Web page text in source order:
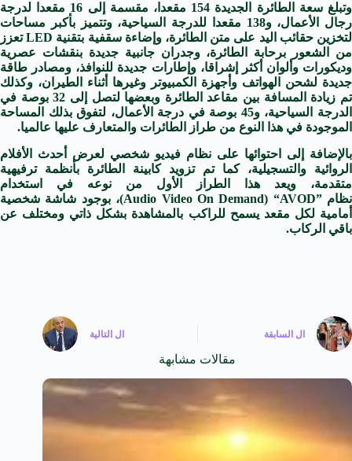
وتبلغ سعة الطائرة الجديدة 154 مقعدا، مقسمة إلى 16 مقعدا لدرجة
رجال الأعمال، و138 مقعدا للدرجة السياحية، وتتميز بأكبر مساحات
لتخزين حقائب اليد على متن الطائرة، وإضاءة سقفية بتقنية LEDتعزز
من الشعور برحابة الطائرة، وجدران جانبية جديدة بنقشات عصرية
وديكورات وألوان أكثر إشراقا، وإطارات جديدة للنوافذ، ومصادر طاقة
جديدة لشحن الهواتف وأجهزة الكمبيوتر وغيرها أثناء الطيران، وكذلك
تم زيادة المسافة بين مقاعد الطائرة وبعضها لتصل إلى 32 بوصة في
الدرجة السياحية، و45 بوصة في درجة الأعمال، لتفوق بذلك المساحة
الموجودة في هذا النوع من طراز الطائرات والمتعارف عليها عالميا.
بالإضافة إلى احتوائها على نظام فيديو شخصي لعرض أحدث الأفلام
الروائية والتسجيلية، كما تم تزويد كابينة الطائرة بأنظمة ترفيهية
متقدمة، ويعد هذا الطراز الأول من نوعه في استخدام
نظام“AVOD”
(Audio Video On Demand)، بوجود شاشة شخصية
أمامية لكل مقعد يسمح للراكب بالمشاهدة بشكل ذاتي ومختلف عن
باقي الركاب.
ال السابقة ال التالية
مقالات مشابهة